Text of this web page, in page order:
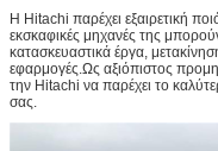
Η Hitachi παρέχει εξαιρετική
εκσκαφικές μηχανές της
κατασκευαστικά έργα,
εφαρμογές.Ως αξιόπιστος
την Hitachi να παρέχει το
σας.